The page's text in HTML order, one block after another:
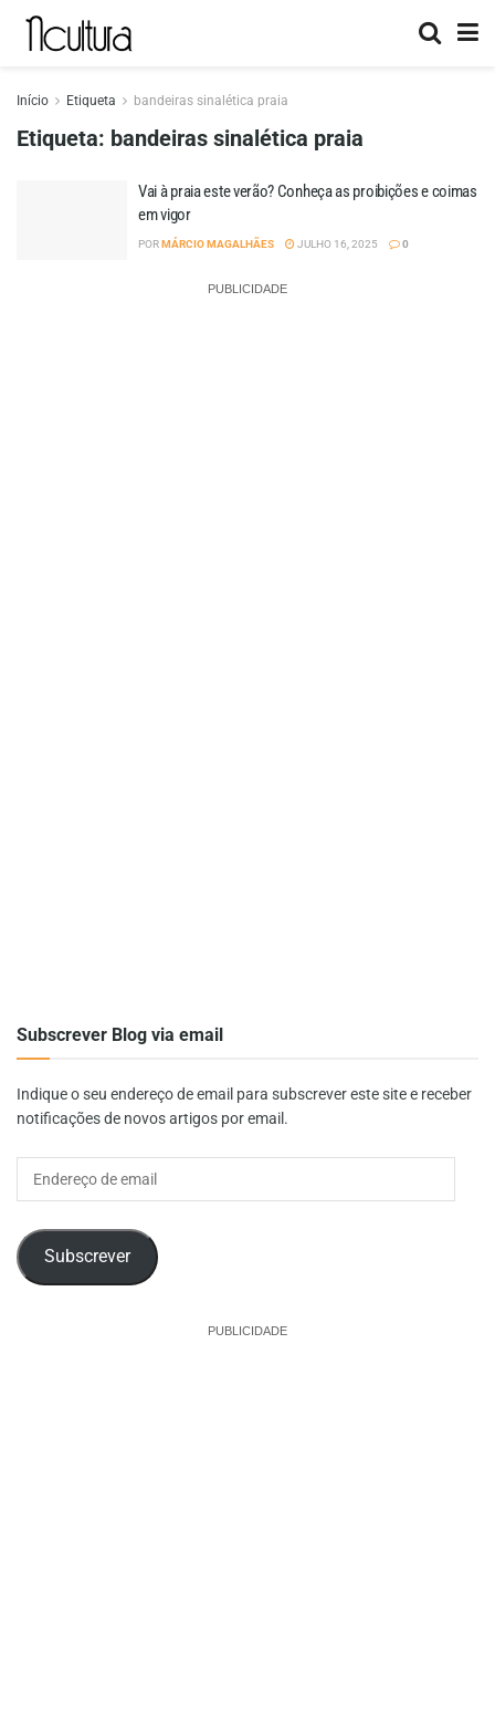
Início Etiqueta bandeiras sinalética praia
Etiqueta: bandeiras sinalética praia
Vai à praia este verão? Conheça as proibições e coimas
em vigor
PORMÁRCIO MAGALHÃES JULHO 16, 2025 0
PUBLICIDADE
Subscrever Blog via email
Indique o seu endereço de email para subscrever este site e receber
notificações de novos artigos por email.
Subscrever
PUBLICIDADE